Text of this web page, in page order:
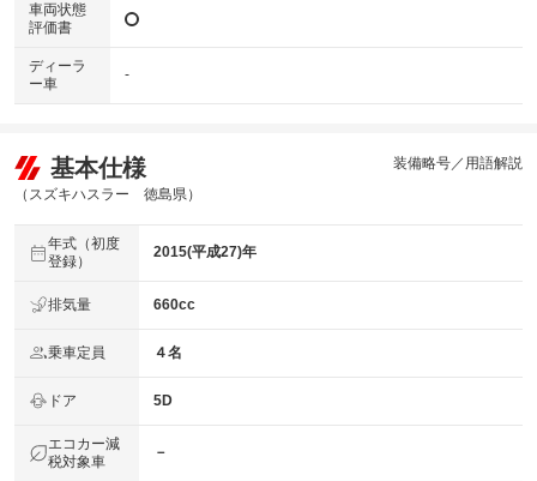
車両状態
評価書
ディーラ
ー車
-
基本仕様
（スズキハスラー 徳島県）
装備略号／用語解説
年式（初度
登録）
2015(平成27)年
排気量 660cc
乗車定員 ４名
ドア 5D
エコカー減
税対象車
－